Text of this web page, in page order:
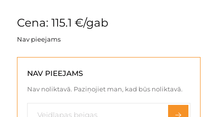
Cena: 115.1 €/gab
Nav pieejams
NAV PIEEJAMS
Nav noliktavā. Paziņojiet man, kad būs noliktavā.